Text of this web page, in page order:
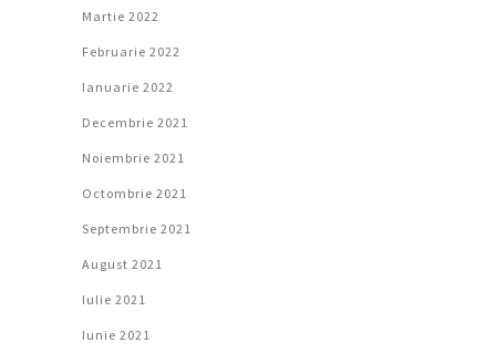
Martie 2022
Februarie 2022
Ianuarie 2022
Decembrie 2021
Noiembrie 2021
Octombrie 2021
Septembrie 2021
August 2021
Iulie 2021
Iunie 2021